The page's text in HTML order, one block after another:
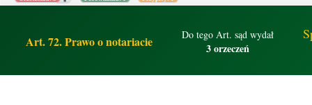
Art. 72. Prawo o notariacie Do tego Art. sąd wydał
3 orzeczeń